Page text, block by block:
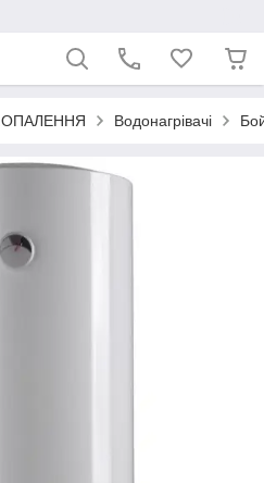
.ОПАЛЕННЯ Водонагрівачі